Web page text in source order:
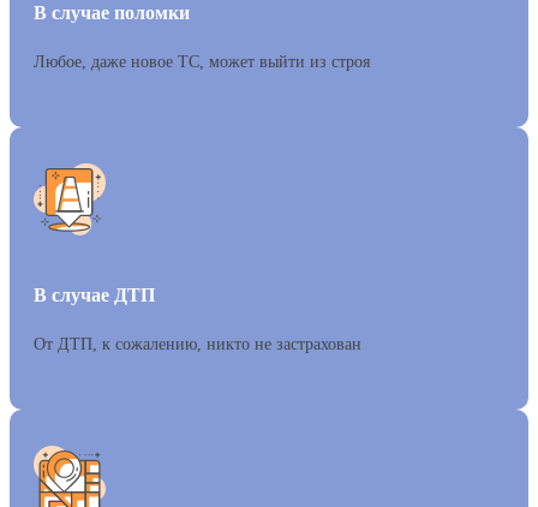
В случае поломки
Любое, даже новое ТС, может выйти из строя
В случае ДТП
От ДТП, к сожалению, никто не застрахован